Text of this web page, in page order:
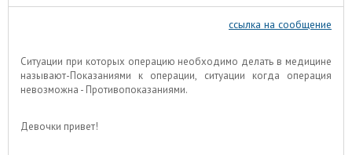
ссылка на сообщение
Ситуации при которых операцию необходимо делать в медицине
называют-Показаниями к операции, ситуации когда операция
невозможна - Противопоказаниями.
Девочки привет!